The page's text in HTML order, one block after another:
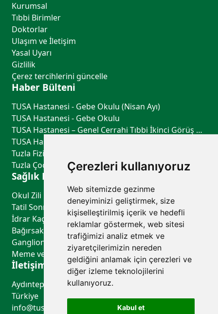
Çerezleri kullanıyoruz
Web sitemizde gezinme
deneyiminizi geliştirmek, size
kişiselleştirilmiş içerik ve hedefli
reklamlar göstermek, web sitesi
trafiğimizi analiz etmek ve
ziyaretçilerimizin nereden
geldiğini anlamak için çerezleri ve
diğer izleme teknolojilerini
kullanıyoruz.
Kabul et
Kurumsal
Tıbbi Birimler
Doktorlar
Ulaşım ve İletişim
Yasal Uyarı
Gizlilik
Çerez tercihlerini güncelle
Haber Bülteni
TUSA Hastanesi - Gebe Okulu (Nisan Ayı)
TUSA Hastanesi - Gebe Okulu
TUSA Hastanesi – Genel Cerrahi Tıbbi İkinci Görüş Hizmeti
Tuzla Fiziksel Tıp ve Rehabilitasyon - TUSA Hastanesi
Tuzla Çocuk Sağlığı ve Hastalıkları - TUSA Hastanesi
Sağlık Rehberi
Bağırsak Sağlığının Genel Sağlık Üzerindeki Etkileri
İletişim
Aydıntepe Mah. Güzin Sk. No:6 34959 Tuzla/İstanbul,
Türkiye
info@tusahastanesi.com